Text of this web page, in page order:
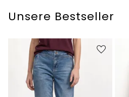
Unsere Bestseller